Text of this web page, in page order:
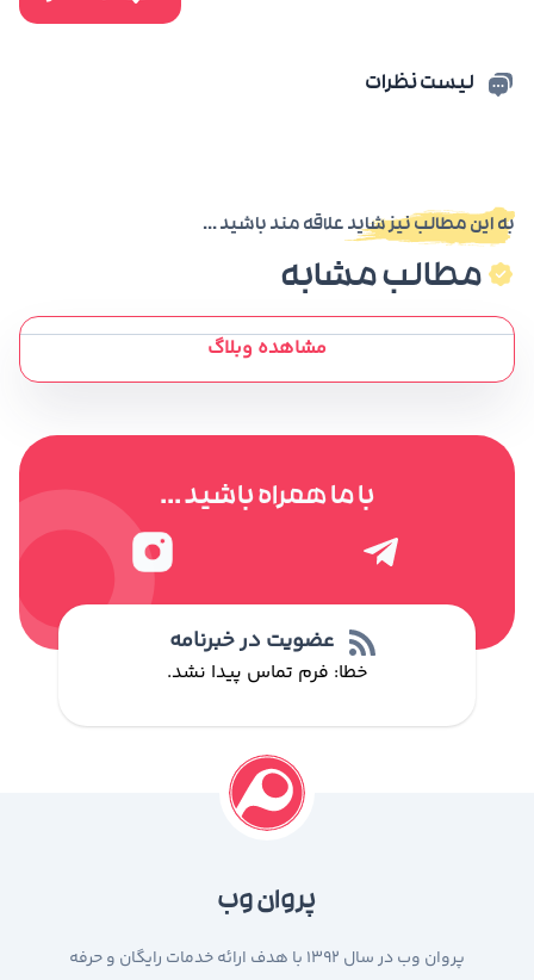
لیست نظرات
به این مطالب نیز شاید علاقه مند باشید ...
مطالب مشابه
مشاهده وبلاگ
با ما همراه باشید ...
عضویت در خبرنامه
خطا: فرم تماس پیدا نشد.
پروان وب
پروان وب در سال 1392 با هدف ارائه خدمات رایگان و حرفه